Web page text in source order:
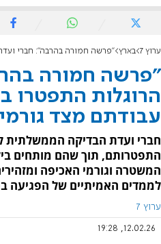
ערוץ 7 בארץ "פרשה חמורה בהרבה": חברי ועדת הרוגלות התפטרו
"פרשה חמורה
הרוגלות התפטרו
עבודתם מצד
חברי ועדת הבדיקה הממשלתית
התפטרותם, תוך שהם מותחים
המשטרה וגורמי האכיפה
לממדים האמיתיים של הפגיעה
ערוץ 7
12.02.26, 19:28